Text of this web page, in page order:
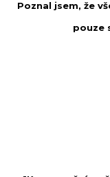
Poznal jsem, že
pouze